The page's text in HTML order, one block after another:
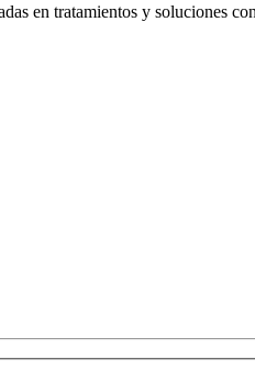
en tratamientos y soluciones